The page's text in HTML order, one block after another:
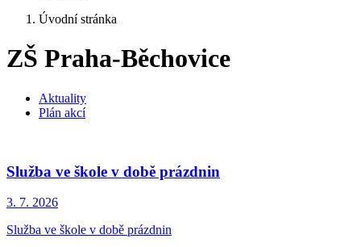
Úvodní stránka
ZŠ Praha-Běchovice
Aktuality
Plán akcí
Služba ve škole v době prázdnin
3. 7. 2026
Služba ve škole v době prázdnin